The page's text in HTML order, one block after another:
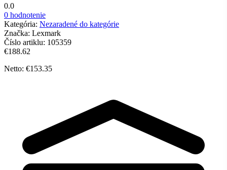
0.0
0 hodnotenie
Kategória: Nezaradené do kategórie
Značka: Lexmark
Číslo artiklu: 105359
€188.62
Netto: €153.35